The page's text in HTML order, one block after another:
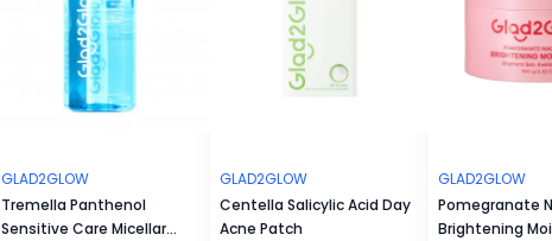
GLAD2GLOW
Tremella Panthenol
Sensitive Care Micellar
GLAD2GLOW
Centella Salicylic Acid Day
Acne Patch
GLAD2GLOW
Pomegranate
Brightening